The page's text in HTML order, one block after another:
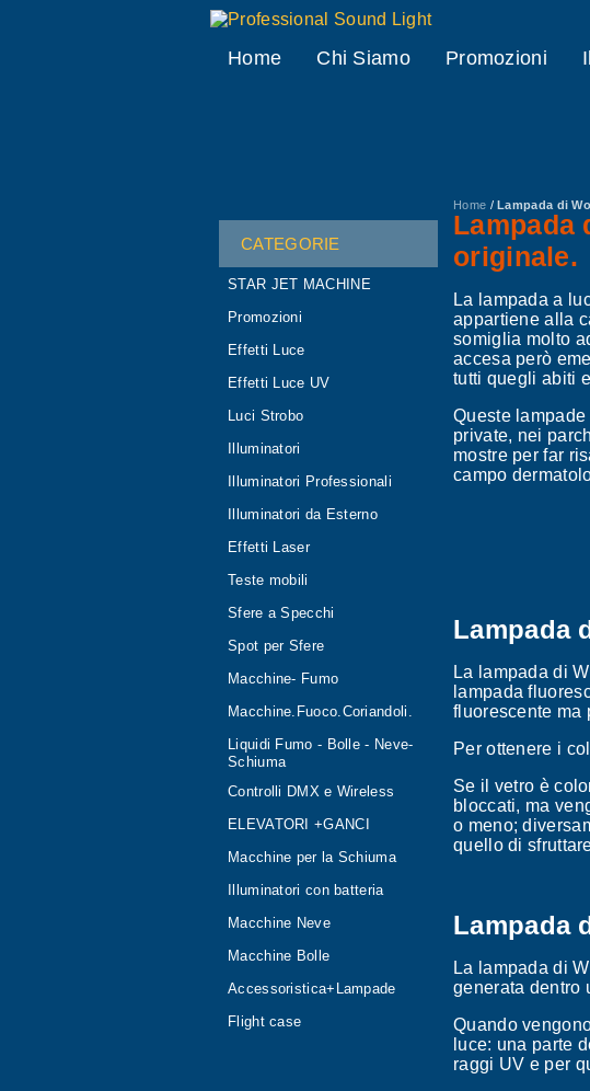
Home Chi Siamo Promozioni
Home /Lampada di
Lampada
originale.
La lampada a
appartiene alla
somiglia molto
accesa però
tutti quegli abiti
Queste
private, nei
mostre per far
campo
Lampada
La lampada di
lampada
fluorescente ma
Per ottenere i
Se il vetro è
bloccati, ma
o meno;
quello di
Lampada
La lampada di
generata dentro
Quando
luce: una parte
raggi UV e per
CATEGORIE
STAR JET MACHINE
Promozioni
Effetti Luce
Effetti Luce UV
Luci Strobo
Illuminatori
Illuminatori Professionali
Illuminatori da Esterno
Effetti Laser
Teste mobili
Sfere a Specchi
Spot per Sfere
Macchine- Fumo
Macchine.Fuoco.Coriandoli.
Liquidi Fumo - Bolle - Neve-
Schiuma
Controlli DMX e Wireless
ELEVATORI +GANCI
Macchine per la Schiuma
Illuminatori con batteria
Macchine Neve
Macchine Bolle
Accessoristica+Lampade
Flight case